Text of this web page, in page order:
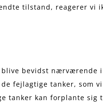
tilstand, reagerer vi
bevidst nærværende
fejlagtige tanker, som vi
tanker kan forplante sig